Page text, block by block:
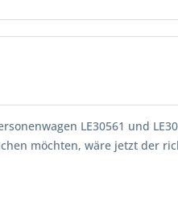
LE30561 und
möchten, wäre jetzt der